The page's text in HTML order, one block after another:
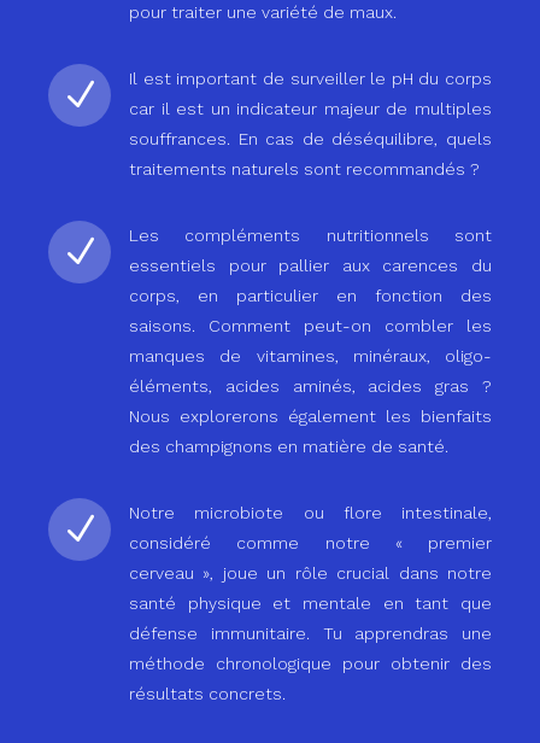
pour traiter une variété de maux.
N
Il est important de surveiller le pH du corps
car il est un indicateur majeur de multiples
souffrances. En cas de déséquilibre, quels
traitements naturels sont recommandés ?
N
Les compléments nutritionnels sont
essentiels pour pallier aux carences du
corps, en particulier en fonction des
saisons. Comment peut-on combler les
manques de vitamines, minéraux, oligo-
éléments, acides aminés, acides gras ?
Nous explorerons également les bienfaits
des champignons en matière de santé.
N
Notre microbiote ou flore intestinale,
considéré comme notre « premier
cerveau », joue un rôle crucial dans notre
santé physique et mentale en tant que
défense immunitaire. Tu apprendras une
méthode chronologique pour obtenir des
résultats concrets.